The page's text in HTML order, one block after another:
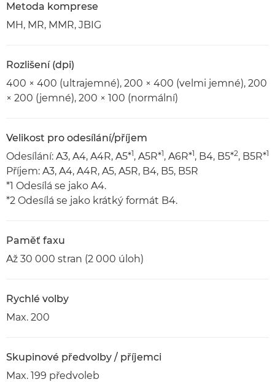
Metoda komprese
MH, MR, MMR, JBIG
Rozlišení (dpi)
400 × 400 (ultrajemné), 200 × 400 (velmi jemné), 200
× 200 (jemné), 200 × 100 (normální)
Velikost pro odesílání/příjem
Odesílání: A3, A4, A4R, A5*1, A5R*1, A6R*1, B4, B5*2, B5R*1
Příjem: A3, A4, A4R, A5, A5R, B4, B5, B5R
*1 Odesílá se jako A4.
*2 Odesílá se jako krátký formát B4.
Paměť faxu
Až 30 000 stran (2 000 úloh)
Rychlé volby
Max. 200
Skupinové předvolby / příjemci
Max. 199 předvoleb